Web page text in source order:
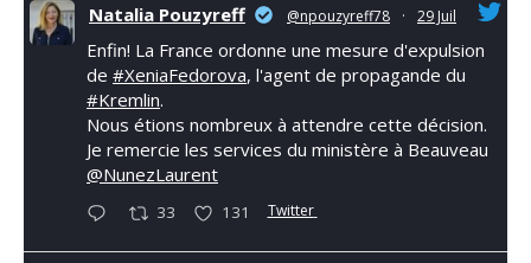
Natalia Pouzyreff @npouzyreff78 · 29 Juil
Enfin! La France ordonne une mesure d'expulsion
de #XeniaFedorova, l'agent de propagande du
#Kremlin.
Nous étions nombreux à attendre cette décision.
Je remercie les services du ministère à Beauveau
@NunezLaurent
33 131 Twitter